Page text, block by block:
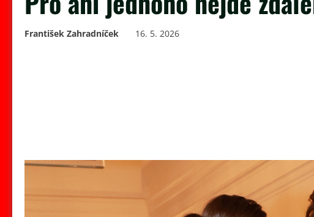
František Zahradníček 16. 5. 2026